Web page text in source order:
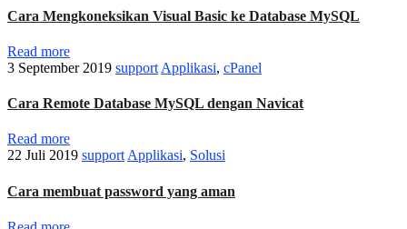
Cara Mengkoneksikan Visual Basic ke Database MySQL
Read more
3 September 2019 support Applikasi, cPanel
Cara Remote Database MySQL dengan Navicat
Read more
22 Juli 2019 supportApplikasi, Solusi
Cara membuat password yang aman